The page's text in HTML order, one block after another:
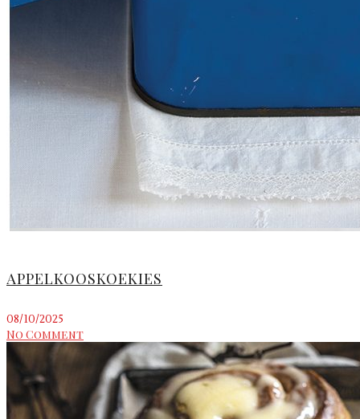
APPELKOOSKOEKIES
08/10/2025
No Comment